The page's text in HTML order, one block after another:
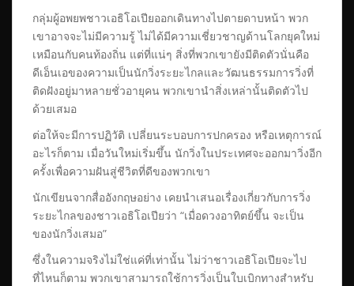
กลุ่มผู้อพยพชาวเอธิโอเปียออกเดินทางไปตายดาบหน้า พวก
เขาอาจจะไม่มีความรู้ ไม่ได้มีความเชี่ยวชาญด้านโลกยุคใหม่
เหมือนกับคนท้องถิ่น แต่ที่แน่ๆ สิ่งที่พวกเขายังมีติดตัวนั่นคือ
ดีเอ็นเอของความเป็นนักวิ่งระยะไกลและวัฒนธรรมการวิ่งที่
ติดฝังอยู่มาหลายชั่วอายุคน พวกเขานำสิ่งเหล่านั้นติดตัวไป
ด้วยเสมอ
ต่อให้จะมีการปฏิวัติ เปลี่ยนระบอบการปกครอง หรือเหตุการณ์
อะไรก็ตาม เมื่อวันใหม่เริ่มขึ้น นักวิ่งในประเทศจะออกมาวิ่งอีก
ครั้งเพื่อความฝันสู่ชีวิตที่ดีของพวกเขา
นักเขียนจากสื่ออังกฤษอย่าง เคยนำเสนอเรื่องเกี่ยวกับการวิ่ง
ระยะไกลของชาวเอธิโอเปียว่า “เมื่อดวงอาทิตย์ขึ้น จะเป็น
ของนักวิ่งเสมอ”
ซึ่งในความจริงไม่ใช่แค่ที่เท่านั้น ไม่ว่าชาวเอธิโอเปียจะไป
ที่ไหนก็ตาม พวกเขาสามารถใช้การวิ่งเป็นใบเบิกทางสำหรับ